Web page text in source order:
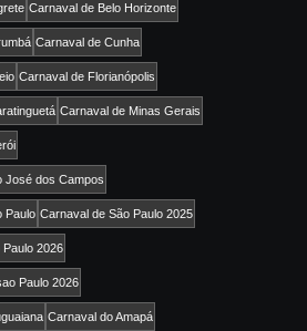
Carnaval de Belo Horizonte
Carnaval de Cunha
Carnaval de Florianópolis
Carnaval de Minas Gerais
José dos Campos
Paulo Carnaval de São Paulo 2025
2026
Paulo 2026
Carnaval do Amapá